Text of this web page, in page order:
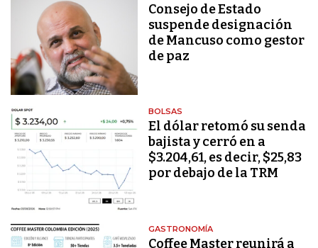
Consejo de Estado
suspende designación
de Mancuso como gestor
de paz
BOLSAS
El dólar retomó su senda
bajista y cerró en a
$3.204,61, es decir, $25,83
por debajo de la TRM
GASTRONOMÍA
Coffee Master reunirá a